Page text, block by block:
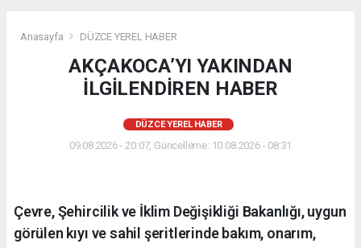
Anasayfa DÜZCE YEREL HABER
AKÇAKOCA’YI YAKINDAN
İLGİLENDİREN HABER
DÜZCE YEREL HABER
09.08.2026 - 20:07, Güncelleme: 10.08.2026 - 08:31
Çevre, Şehircilik ve İklim Değişikliği Bakanlığı, uygun
görülen kıyı ve sahil şeritlerinde bakım, onarım,